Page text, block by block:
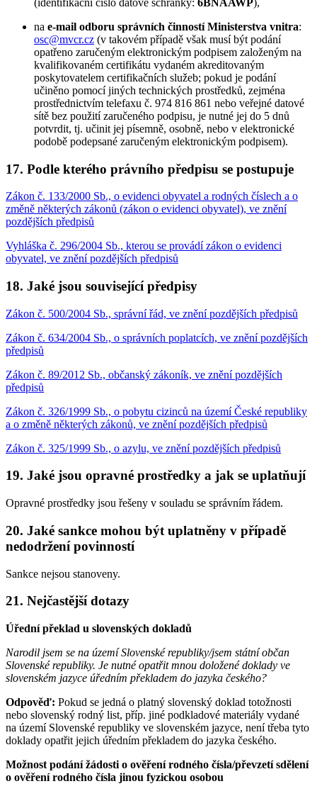
na e-mail odboru správních činností Ministerstva vnitra:
osc@mvcr.cz (v takovém případě však musí být podání
opatřeno zaručeným elektronickým podpisem založeným na
kvalifikovaném certifikátu vydaném akreditovaným
poskytovatelem certifikačních služeb; pokud je podání
učiněno pomocí jiných technických prostředků, zejména
prostřednictvím telefaxu č. 974 816 861 nebo veřejné datové
sítě bez použití zaručeného podpisu, je nutné jej do 5 dnů
potvrdit, tj. učinit jej písemně, osobně, nebo v elektronické
podobě podepsané zaručeným elektronickým podpisem).
17. Podle kterého právního předpisu se postupuje
Zákon č. 133/2000 Sb., o evidenci obyvatel a rodných číslech a o
změně některých zákonů (zákon o evidenci obyvatel), ve znění
pozdějších předpisů
Vyhláška č. 296/2004 Sb., kterou se provádí zákon o evidenci
obyvatel, ve znění pozdějších předpisů
18. Jaké jsou související předpisy
Zákon č. 500/2004 Sb., správní řád, ve znění pozdějších předpisů
Zákon č. 634/2004 Sb., o správních poplatcích, ve znění pozdějších
předpisů
Zákon č. 89/2012 Sb., občanský zákoník, ve znění pozdějších
předpisů
Zákon č. 326/1999 Sb., o pobytu cizinců na území České republiky
a o změně některých zákonů, ve znění pozdějších předpisů
Zákon č. 325/1999 Sb., o azylu, ve znění pozdějších předpisů
19. Jaké jsou opravné prostředky a jak se uplatňují
Opravné prostředky jsou řešeny v souladu se správním řádem.
20. Jaké sankce mohou být uplatněny v případě
nedodržení povinností
Sankce nejsou stanoveny.
21. Nejčastější dotazy
Úřední překlad u slovenských dokladů
Narodil jsem se na území Slovenské republiky/jsem státní občan
Slovenské republiky. Je nutné opatřit mnou doložené doklady ve
slovenském jazyce úředním překladem do jazyka českého?
Odpověď: Pokud se jedná o platný slovenský doklad totožnosti
nebo slovenský rodný list, příp. jiné podkladové materiály vydané
na území Slovenské republiky ve slovenském jazyce, není třeba tyto
doklady opatřit jejich úředním překladem do jazyka českého.
Možnost podání žádosti o ověření rodného čísla/převzetí sdělení
o ověření rodného čísla jinou fyzickou osobou